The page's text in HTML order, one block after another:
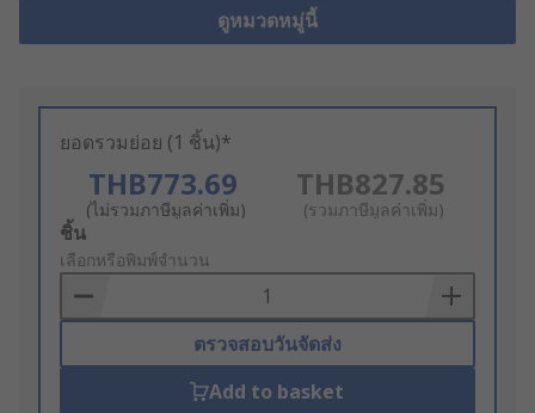
ดูหมวดหมู่นี้
ยอดรวมย่อย (1 ชิ้น)*
THB773.69
(ไม่รวมภาษีมูลค่าเพิ่ม)
THB827.85
(รวมภาษีมูลค่าเพิ่ม)
Add
to
Basket
ชิ้น
เลือกหรือพิมพ์จำนวน
ตรวจสอบวันจัดส่ง
Add to basket